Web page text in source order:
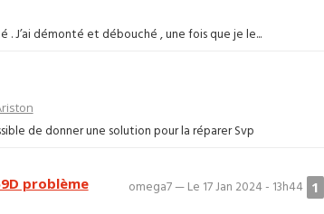
J’ai démonté et débouché , une fois que je le...
de donner une solution pour la réparer Svp
1
omega7 — Le 17 Jan 2024 - 13h44
problème